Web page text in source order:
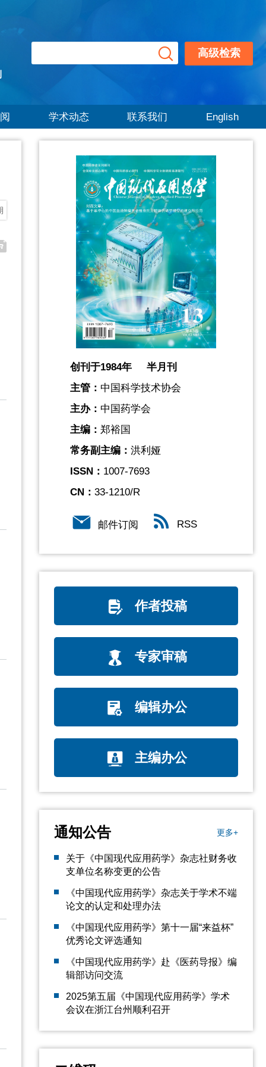
高级检索
学术动态 联系我们 English
创刊于1984年 半月刊
主管： 中国科学技术协会
主办： 中国药学会
主编： 郑裕国
常务副主编： 洪利娅
ISSN： 1007-7693
CN： 33-1210/R
邮件订阅 RSS
作者投稿
专家审稿
编辑办公
主编办公
通知公告 更多+
关于《中国现代应用药学》杂志社财务收
支单位名称变更的公告
《中国现代应用药学》杂志关于学术不端
论文的认定和处理办法
《中国现代应用药学》第十一届“来益杯”
优秀论文评选通知
《中国现代应用药学》赴《医药导报》编
辑部访问交流
2025第五届《中国现代应用药学》学术
会议在浙江台州顺利召开